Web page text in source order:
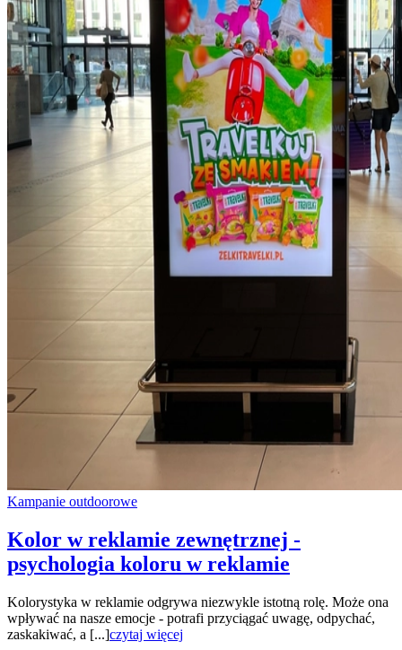
Kampanie outdoorowe
Kolor w reklamie zewnętrznej -
psychologia koloru w reklamie
Kolorystyka w reklamie odgrywa niezwykle istotną rolę. Może ona
wpływać na nasze emocje - potrafi przyciągać uwagę, odpychać,
zaskakiwać, a [...]czytaj więcej